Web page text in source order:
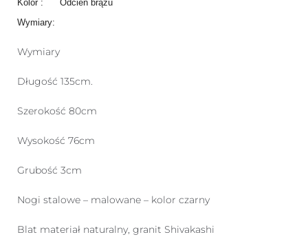
Kolor : Odcień brązu
Wymiary:
Wymiary
Długość 135cm.
Szerokość 80cm
Wysokość 76cm
Grubość 3cm
Nogi stalowe – malowane – kolor czarny
Blat materiał naturalny, granit Shivakashi